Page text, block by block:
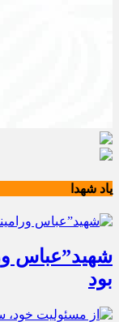
یاد شهدا
شهید”عباس
بود